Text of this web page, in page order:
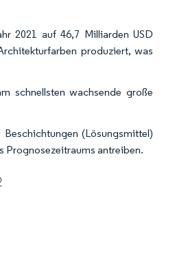
2021 auf 46,7 Milliarden USD
produziert, was
schnellsten wachsende große
(Lösungsmittel)
Prognosezeitraums antreiben.